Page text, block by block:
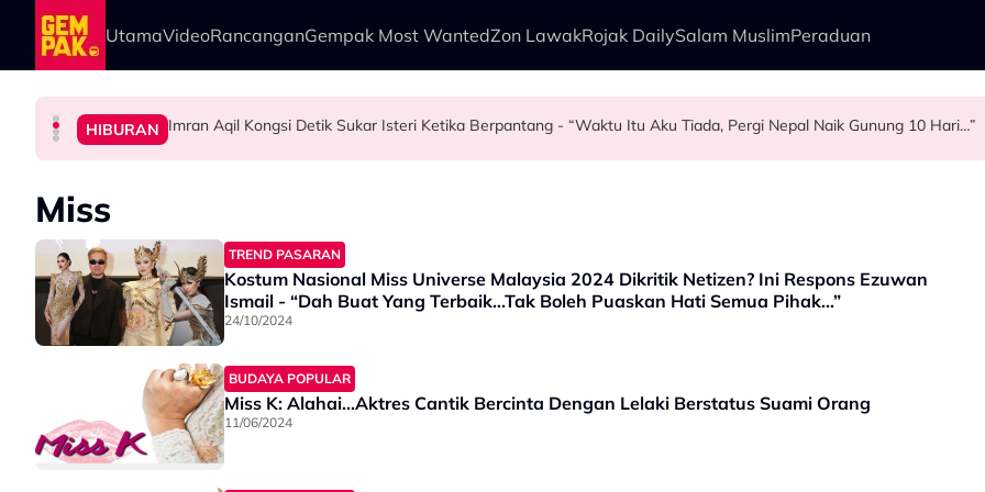
Skip to main content
UtamaVideoRancanganGempak Most WantedZon LawakRojak DailySalam MuslimPeraduan
HIBURAN Diserang Gara-Gara Netizen Salah Orang, Sherry Al Hadad Terkilan Fizikal Jadi Bahan Hinaan - “Saya Ambil Masa
HIBURAN Imran Aqil Kongsi Detik Sukar Isteri Ketika Berpantang - “Waktu Itu Aku Tiada, Pergi Nepal Naik Gunung 10 Hari…”
HIBURAN Khairul Aming Raih Jualan Lebih RM2 Juta Dalam Kurang Dua Minit
HIBURAN “Ada Yang Datang Menyapa, Teresak-Esak Menangis…” - Noraniza Idris
Miss
TREND PASARAN
Kostum Nasional Miss Universe Malaysia 2024 Dikritik Netizen? Ini Respons Ezuwan
Ismail - “Dah Buat Yang Terbaik...Tak Boleh Puaskan Hati Semua Pihak...”
24/10/2024
BUDAYA POPULAR
Miss K: Alahai...Aktres Cantik Bercinta Dengan Lelaki Berstatus Suami Orang
11/06/2024